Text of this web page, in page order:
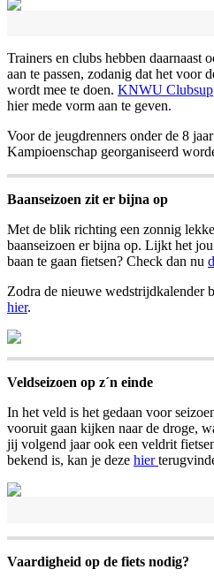
Trainers en clubs hebben
aan te passen, zodanig dat het voor
wordt mee te doen. KNWU
hier mede vorm aan te geven.
Voor de jeugdrenners onder de 8
Kampioenschap georganiseerd
Baanseizoen zit er bijna op
Met de blik richting een zonnig
baanseizoen er bijna op. Lijkt het
baan te gaan fietsen? Check dan nu
Zodra de nieuwe wedstrijdkalender
hier.
Veldseizoen op z´n einde
In het veld is het gedaan voor
vooruit gaan kijken naar de droge,
jij volgend jaar ook een veldrit
bekend is, kan je deze hier
Vaardigheid op de fiets nodig?